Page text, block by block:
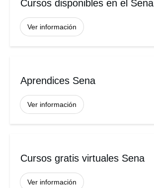
Cursos disponibles en el Sena
Ver información
Aprendices Sena
Ver información
Cursos gratis virtuales Sena
Ver información